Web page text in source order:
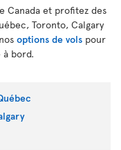
Canada et profitez des
Toronto, Calgary
options de vols pour
bord.